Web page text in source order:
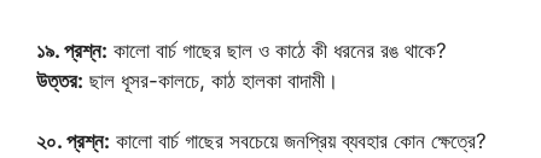
১৯. প্রশ্ন: কালো বার্চ গাছের ছাল ও কাঠে কী ধরনের রঙ থাকে?
উত্তর: ছাল ধূসর-কালচে, কাঠ হালকা বাদামী।
২০. প্রশ্ন: কালো বার্চ গাছের সবচেয়ে জনপ্রিয় ব্যবহার কোন ক্ষেত্রে?